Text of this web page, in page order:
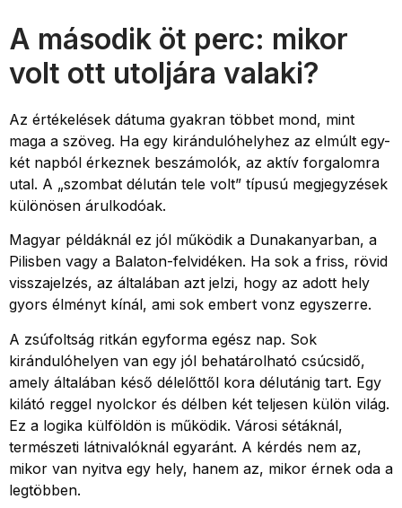
A második öt perc: mikor
volt ott utoljára valaki?
Az értékelések dátuma gyakran többet mond, mint
maga a szöveg. Ha egy kirándulóhelyhez az elmúlt egy-
két napból érkeznek beszámolók, az aktív forgalomra
utal. A „szombat délután tele volt” típusú megjegyzések
különösen árulkodóak.
Magyar példáknál ez jól működik a Dunakanyarban, a
Pilisben vagy a Balaton-felvidéken. Ha sok a friss, rövid
visszajelzés, az általában azt jelzi, hogy az adott hely
gyors élményt kínál, ami sok embert vonz egyszerre.
A zsúfoltság ritkán egyforma egész nap. Sok
kirándulóhelyen van egy jól behatárolható csúcsidő,
amely általában késő délelőttől kora délutánig tart. Egy
kilátó reggel nyolckor és délben két teljesen külön világ.
Ez a logika külföldön is működik. Városi sétáknál,
természeti látnivalóknál egyaránt. A kérdés nem az,
mikor van nyitva egy hely, hanem az, mikor érnek oda a
legtöbben.